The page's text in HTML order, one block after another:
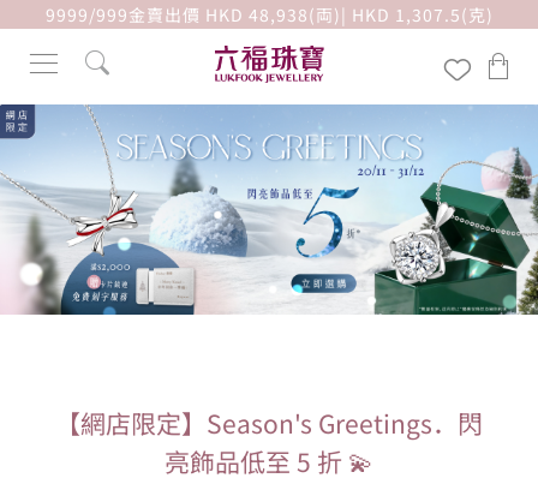
9999/999金賣出價 HKD 48,938(両)| HKD 1,307.5(克)
【網店限定】Season's Greetings．閃
亮飾品低至 5 折 💫